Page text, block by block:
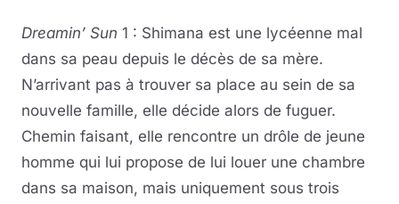
Dreamin’ Sun 1 : Shimana est une lycéenne mal
dans sa peau depuis le décès de sa mère.
N’arrivant pas à trouver sa place au sein de sa
nouvelle famille, elle décide alors de fuguer.
Chemin faisant, elle rencontre un drôle de jeune
homme qui lui propose de lui louer une chambre
dans sa maison, mais uniquement sous trois